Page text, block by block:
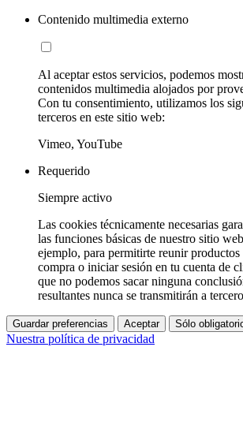
Contenido multimedia externo
Al aceptar estos servicios, podemos
contenidos multimedia alojados por
Con tu consentimiento, utilizamos los
terceros en este sitio web:
Vimeo, YouTube
Requerido
Siempre activo
Las cookies técnicamente necesarias
las funciones básicas de nuestro sitio
ejemplo, para permitirte reunir productos
compra o iniciar sesión en tu cuenta de
que no podemos sacar ninguna
resultantes nunca se transmitirán a
Guardar preferencias Aceptar Sólo
Nuestra política de privacidad